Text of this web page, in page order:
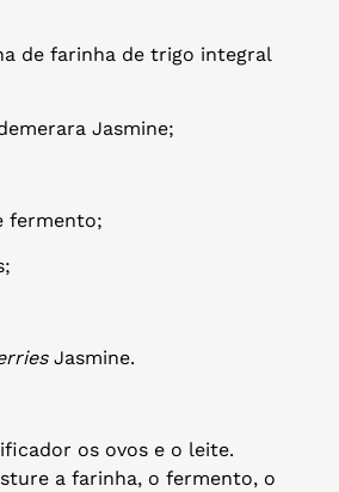
de farinha de trigo integral
Jasmine;
fermento;
Jasmine.
os ovos e o leite.
a farinha, o fermento, o